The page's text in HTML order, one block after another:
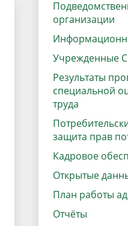
Городская среда
Поддержка малого и
предпринимательства
организации
Учрежденные
Результаты
специальной
труда
защита прав
Кадровое
Открытые
План работы
Отчёты